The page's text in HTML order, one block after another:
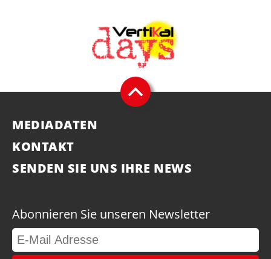
MEDIADATEN
KONTAKT
SENDEN SIE UNS IHRE NEWS
Abonnieren Sie unseren Newsletter